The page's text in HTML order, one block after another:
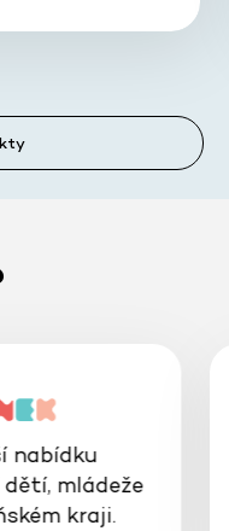
nabídku
mládeže
kraji.